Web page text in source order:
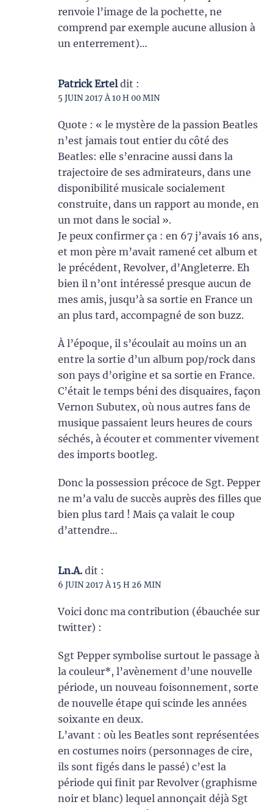
renvoie l’image de la pochette, ne
comprend par exemple aucune allusion à
un enterrement)…
Patrick Ertel dit :
5 JUIN 2017 À 10 H 00 MIN
Quote : « le mystère de la passion Beatles
n’est jamais tout entier du côté des
Beatles: elle s’enracine aussi dans la
trajectoire de ses admirateurs, dans une
disponibilité musicale socialement
construite, dans un rapport au monde, en
un mot dans le social ».
Je peux confirmer ça : en 67 j’avais 16 ans,
et mon père m’avait ramené cet album et
le précédent, Revolver, d’Angleterre. Eh
bien il n’ont intéressé presque aucun de
mes amis, jusqu’à sa sortie en France un
an plus tard, accompagné de son buzz.
À l’époque, il s’écoulait au moins un an
entre la sortie d’un album pop/rock dans
son pays d’origine et sa sortie en France.
C’était le temps béni des disquaires, façon
Vernon Subutex, où nous autres fans de
musique passaient leurs heures de cours
séchés, à écouter et commenter vivement
des imports bootleg.
Donc la possession précoce de Sgt. Pepper
ne m’a valu de succès auprès des filles que
bien plus tard ! Mais ça valait le coup
d’attendre…
Ln.A. dit :
6 JUIN 2017 À 15 H 26 MIN
Voici donc ma contribution (ébauchée sur
twitter) :
Sgt Pepper symbolise surtout le passage à
la couleur*, l’avènement d’une nouvelle
période, un nouveau foisonnement, sorte
de nouvelle étape qui scinde les années
soixante en deux.
L’avant : où les Beatles sont représentées
en costumes noirs (personnages de cire,
ils sont figés dans le passé) c’est la
période qui finit par Revolver (graphisme
noir et blanc) lequel annonçait déjà Sgt